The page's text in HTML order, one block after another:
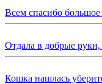
Всем спасибо
Отдала в добрые руки,
Кошка нашлась